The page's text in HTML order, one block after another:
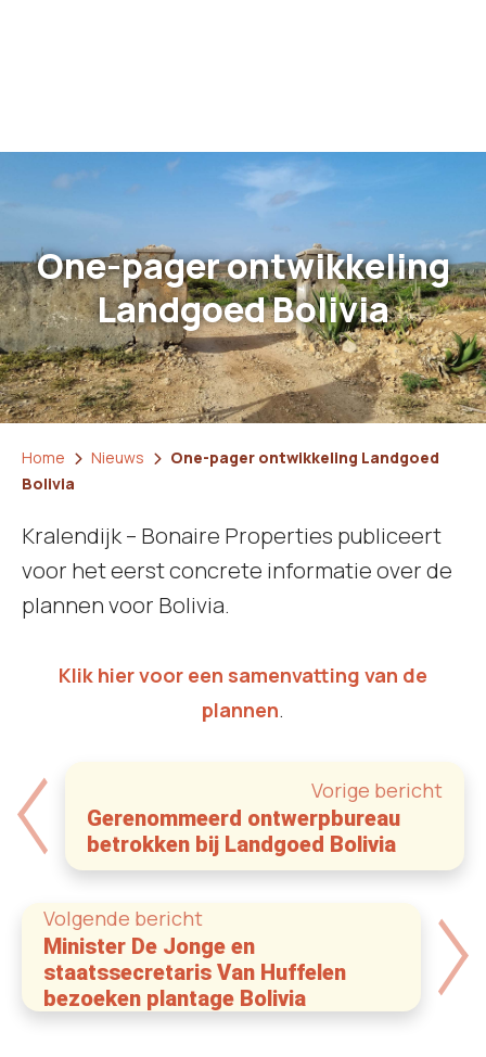
One-pager ontwikkeling
Landgoed Bolivia
Home Nieuws
One-pager ontwikkeling Landgoed
Bolivia
Kralendijk – Bonaire Properties publiceert
voor het eerst concrete informatie over de
plannen voor Bolivia.
Klik hier voor een samenvatting van de
plannen.
Vorige bericht
Gerenommeerd ontwerpbureau
betrokken bij Landgoed Bolivia
Volgende bericht
Minister De Jonge en
staatssecretaris Van Huffelen
bezoeken plantage Bolivia